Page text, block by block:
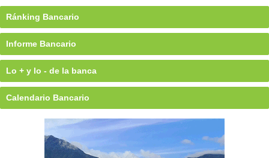
Ránking Bancario
Informe Bancario
Lo + y lo - de la banca
Calendario Bancario